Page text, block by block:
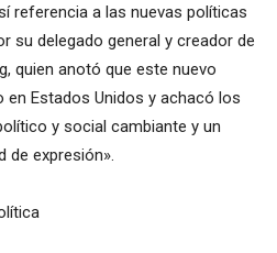
referencia a las nuevas políticas
su delegado general y creador de
quien anotó que este nuevo
Estados Unidos y achacó los
y social cambiante y un
de expresión».